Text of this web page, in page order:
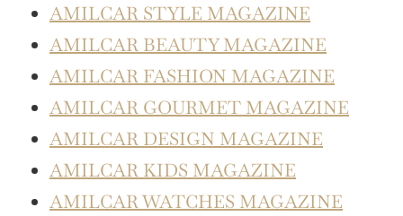
AMILCAR STYLE MAGAZINE
AMILCAR BEAUTY MAGAZINE
AMILCAR FASHION MAGAZINE
AMILCAR GOURMET MAGAZINE
AMILCAR DESIGN MAGAZINE
AMILCAR KIDS MAGAZINE
AMILCAR WATCHES MAGAZINE